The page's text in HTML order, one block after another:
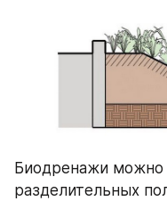
Биодренажи можно
разделительных